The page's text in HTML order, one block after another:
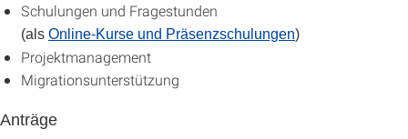
Schulungen und Fragestunden
(als Online-Kurse und Präsenzschulungen)
Projektmanagement
Migrationsunterstützung
Anträge